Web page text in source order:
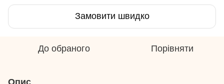
Замовити швидко
До обраного Порівняти
Опис